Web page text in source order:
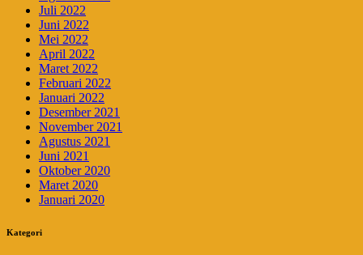
Juli 2022
Juni 2022
Mei 2022
April 2022
Maret 2022
Februari 2022
Januari 2022
Desember 2021
November 2021
Agustus 2021
Juni 2021
Oktober 2020
Maret 2020
Januari 2020
Kategori